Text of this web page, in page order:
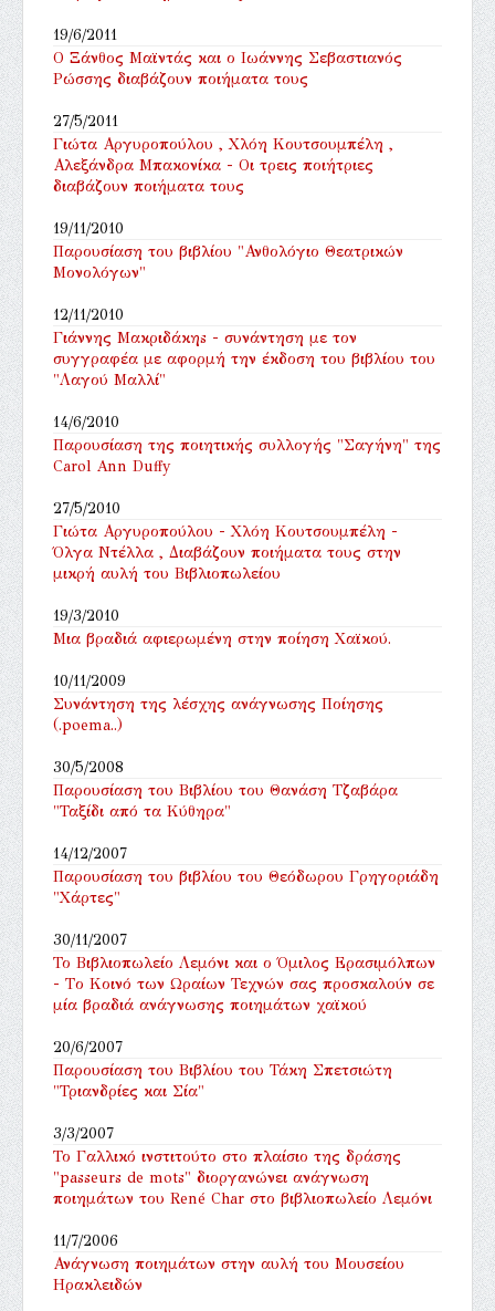
19/6/2011
Ο Ξάνθος Μαϊντάς και ο Ιωάννης Σεβαστιανός
Ρώσσης διαβάζουν ποιήματα τους
27/5/2011
Γιώτα Αργυροπούλου , Χλόη Κουτσουμπέλη ,
Αλεξάνδρα Μπακονίκα - Οι τρεις ποιήτριες
διαβάζουν ποιήματα τους
19/11/2010
Παρουσίαση του βιβλίου "Ανθολόγιο Θεατρικών
Μονολόγων"
12/11/2010
Γιάννης Μακριδάκηs - συνάντηση με τον
συγγραφέα με αφορμή την έκδοση του βιβλίου του
"Λαγού Μαλλί"
14/6/2010
Παρουσίαση της ποιητικής συλλογής "Σαγήνη" της
Carol Ann Duffy
27/5/2010
Γιώτα Αργυροπούλου - Χλόη Κουτσουμπέλη -
Όλγα Ντέλλα , Διαβάζουν ποιήματα τους στην
μικρή αυλή του Βιβλιοπωλείου
19/3/2010
Μια βραδιά αφιερωμένη στην ποίηση Χαϊκού.
10/11/2009
Συνάντηση της λέσχης ανάγνωσης Ποίησης
(.poema..)
30/5/2008
Παρουσίαση του Βιβλίου του Θανάση Τζαβάρα
"Ταξίδι από τα Κύθηρα"
14/12/2007
Παρουσίαση του βιβλίου του Θεόδωρου Γρηγοριάδη
"Χάρτες"
30/11/2007
Το Βιβλιοπωλείο Λεμόνι και ο Όμιλος Ερασιμόλπων
- Tο Κοινό των Ωραίων Τεχνών σας προσκαλούν σε
μία βραδιά ανάγνωσης ποιημάτων χαϊκού
20/6/2007
Παρουσίαση του Βιβλίου του Τάκη Σπετσιώτη
"Τριανδρίες και Σία"
3/3/2007
Το Γαλλικό ινστιτούτο στο πλαίσιο της δράσης
"passeurs de mots" διοργανώνει ανάγνωση
ποιημάτων του René Char στο βιβλιοπωλείο Λεμόνι
11/7/2006
Ανάγνωση ποιημάτων στην αυλή του Μουσείου
Ηρακλειδών